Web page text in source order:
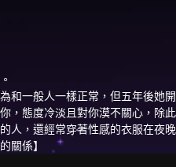
和一般人一樣正常，但五年後她開
，態度冷淡且對你漠不關心，除此
人，還經常穿著性感的衣服在夜晚
關係】